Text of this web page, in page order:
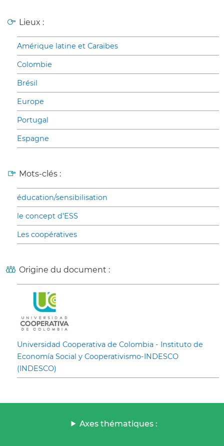
Lieux :
Amérique latine et Caraïbes
Colombie
Brésil
Europe
Portugal
Espagne
Mots-clés :
éducation/sensibilisation
le concept d’ESS
Les coopératives
Origine du document :
Universidad Cooperativa de Colombia - Instituto de
Economía Social y Cooperativismo-INDESCO
(INDESCO)
Axes thématiques :